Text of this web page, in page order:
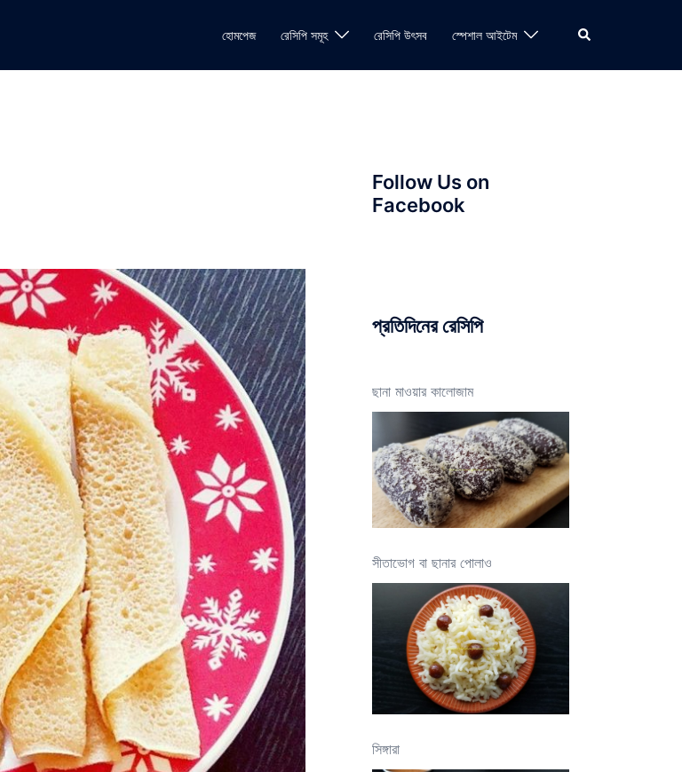
হোমপেজ রেসিপি সমূহ রেসিপি উৎসব স্পেশাল আইটেম Search
Follow Us on
Facebook
প্রতিদিনের রেসিপি
ছানা মাওয়ার কালোজাম
সীতাভোগ বা ছানার পোলাও
সিঙ্গারা